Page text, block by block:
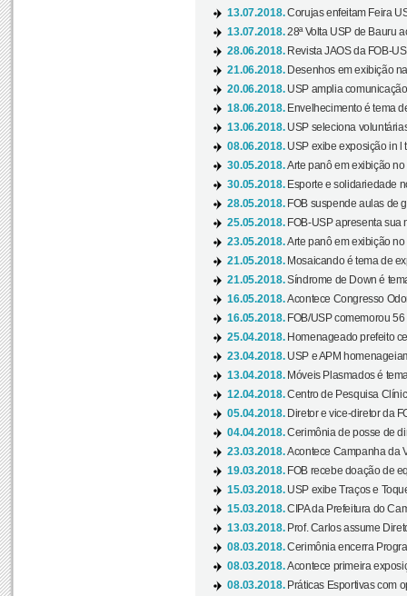
13.07.2018.Corujas enfeitam Feira
13.07.2018.28ª Volta USP de Bauru
28.06.2018. Revista JAOS da FOB-
21.06.2018. Desenhos em exibição
20.06.2018. USP amplia
18.06.2018. Envelhecimento é tema
13.06.2018. USP seleciona
08.06.2018. USP exibe exposição in l
30.05.2018.Arte panô em exibição no
30.05.2018. Esporte e solidariedade
28.05.2018. FOB suspende aulas de
25.05.2018. FOB-USP apresenta sua
23.05.2018.Arte panô em exibição no
21.05.2018. Mosaicando é tema de
21.05.2018.Síndrome de Down é
16.05.2018.Acontece Congresso
16.05.2018. FOB/USP comemorou
25.04.2018. Homenageado prefeito
23.04.2018. USP e APM
13.04.2018. Móveis Plasmados é
12.04.2018.Centro de Pesquisa
05.04.2018. Diretor e vice-diretor da
04.04.2018.Cerimônia de posse de
23.03.2018.Acontece Campanha da
19.03.2018. FOB recebe doação de
15.03.2018. USP exibe Traços e
15.03.2018.CIPA da Prefeitura do
13.03.2018. Prof. Carlos assume
08.03.2018.Cerimônia encerra
08.03.2018.Acontece primeira
08.03.2018. Práticas Esportivas com